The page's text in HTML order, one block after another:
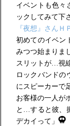
イベントも色々
ックしてみて下
『夜想』さんＨ
初めてのイベン
みつつ始まりま
スリットが…視
ロックバンドの
にスピーカーで
お客様の一人が
と…すると彼、
デカイって」